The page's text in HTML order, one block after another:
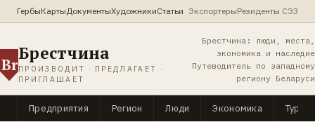
ГербыКартыДокументыХудожникиСтатьи ЭкспортерыРезиденты СЭЗ
Br
Брестчина
ПРОИЗВОДИТ · ПРЕДЛАГАЕТ ·
ПРИГЛАШАЕТ
Брестчина: люди, места,
экономика и наследие
Путеводитель по западному
региону Беларуси
Предприятия Регион Люди Экономика